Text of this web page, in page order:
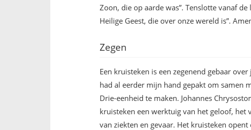
Zoon, die op aarde was”. Tenslotte vanaf
Heilige Geest, die over onze wereld is”.
Zegen
Een kruisteken is een zegenend gebaar
had al eerder mijn hand gepakt om samen
Drie-eenheid te maken. Johannes
kruisteken een werktuig van het geloof, het
van ziekten en gevaar. Het kruisteken